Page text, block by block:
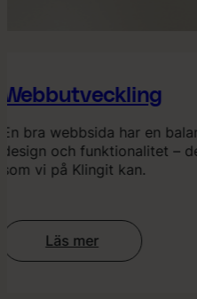
bra webbsida har en balans
och funktionalitet –
vi på Klingit kan.
Läs mer
:
Webbutveckling